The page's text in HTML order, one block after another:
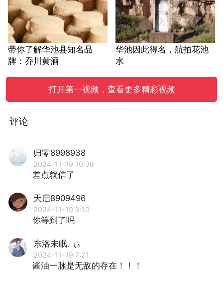
带你了解华池县知名品
牌：乔川黄酒
华池因此得名，航拍花池
水
打开第一视频，查看更多精彩视频
评论
归零8998938
2024-11-19 10:38
差点就信了
天启8909496
2024-11-19 9:10
你等到了吗
东洛未眠. ぃ
2024-11-19 7:21
酱油一脉是无敌的存在！！！